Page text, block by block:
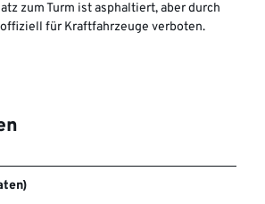
zum Turm ist asphaltiert, aber durch
für Kraftfahrzeuge verboten.